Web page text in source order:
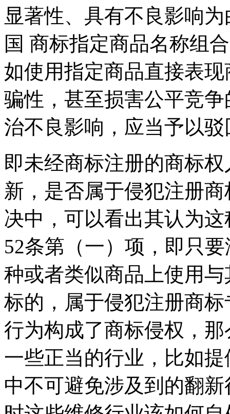
显著性、具有不良影响
国 商标指定商品名称组
如使用指定商品直接表
骗性，甚至损害公平竞
治不良影响，应当予以驳
即未经商标注册的商标
新，是否属于侵犯注册
决中，可以看出其认为
52条第（一）项，即只
种或者类似商品上使用
标的，属于侵犯注册商
行为构成了商标侵权，
一些正当的行业，比如
中不可避免涉及到的翻